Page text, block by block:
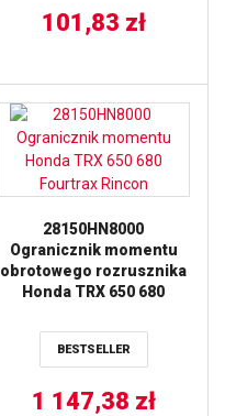
101,83 zł
28150HN8000
Ogranicznik momentu
obrotowego rozrusznika
Honda TRX 650 680
BESTSELLER
1 147,38 zł